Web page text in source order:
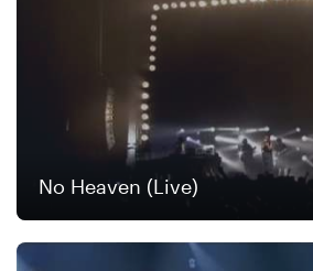
No Heaven (Live)